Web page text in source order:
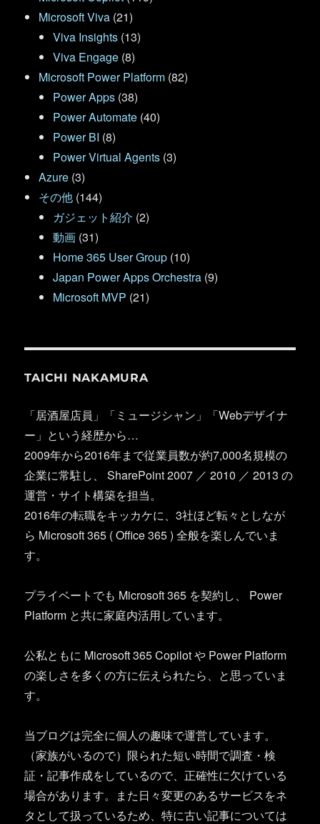
Microsoft Viva (21)
Viva Insights (13)
Viva Engage (8)
Microsoft Power Platform (82)
Power Apps (38)
Power Automate (40)
Power BI (8)
Power Virtual Agents (3)
Azure (3)
その他 (144)
ガジェット紹介 (2)
動画 (31)
Home 365 User Group (10)
Japan Power Apps Orchestra (9)
Microsoft MVP (21)
TAICHI NAKAMURA
「居酒屋店員」「ミュージシャン」「Webデザイナ
ー」という経歴から…
2009年から2016年まで従業員数が約7,000名規模の
企業に常駐し、 SharePoint 2007 ／ 2010 ／ 2013 の
運営・サイト構築を担当。
2016年の転職をキッカケに、3社ほど転々としなが
ら Microsoft 365 ( Office 365 ) 全般を楽しんでいま
す。
プライベートでも Microsoft 365 を契約し、 Power
Platform と共に家庭内活用しています。
公私ともに Microsoft 365 Copilot や Power Platform
の楽しさを多くの方に伝えられたら、と思っていま
す。
当ブログは完全に個人の趣味で運営しています。
（家族がいるので）限られた短い時間で調査・検
証・記事作成をしているので、正確性に欠けている
場合があります。また日々変更のあるサービスをネ
タとして扱っているため、特に古い記事については